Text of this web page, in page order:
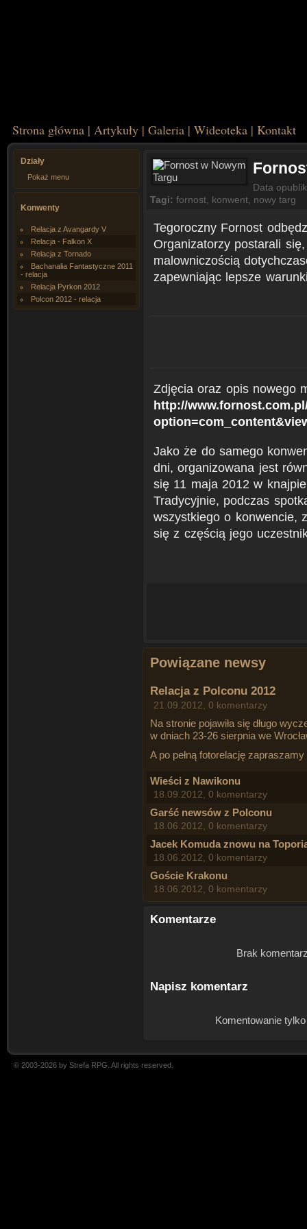
Strona główna | Artykuły | Galeria | Wideoteka | Kontakt
Działy
Pokaż menu
Konwenty
Relacja z Avangardy V
Relacja - Falkon X
Relacja z Tornado
Bachanalia Fantastyczne 2011
- relacja
Relacja Pyrkon 2012
Polcon 2012 - relacja
Data
Tagi: fornost konwent nowy targ
Tegoroczny Fornost
Organizatorzy postarali
malowniczością
zapewniając lepsze
Zdjęcia oraz opis nowego
http://
Jako że do samego
dni, organizowana jest
się 11 maja 2012 w
Tradycyjnie, podczas
wszystkiego o konwencie,
się z częścią jego
Powiązane newsy
Relacja z Polconu 2012
21.09.2012, 0 komentarzy
Na stronie pojawiła się długo
w dniach 23-26 sierpnia we
A po pełną fotorelację
Wieści z Nawikonu
18.09.2012, 0 komentarzy
Garść newsów z Polconu
18.06.2012, 0 komentarzy
Jacek Komuda znowu na
18.06.2012, 0 komentarzy
Goście Krakonu
18.06.2012, 0 komentarzy
Komentarze
Brak
Napisz komentarz
Komentowanie
© 2003-2026 by Strefa RPG. All rights reserved.